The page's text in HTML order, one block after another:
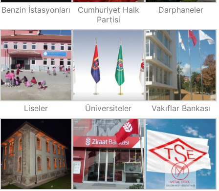
Benzin İstasyonları
Cumhuriyet Halk
Partisi
Darphaneler
Liseler Üniversiteler Vakıflar Bankası